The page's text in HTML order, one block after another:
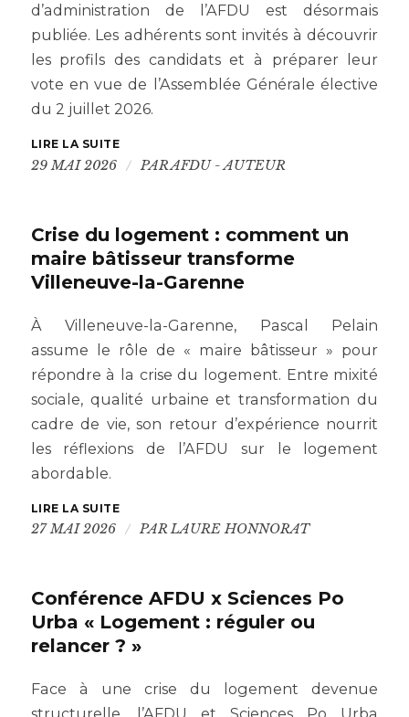
d’administration de l’AFDU est désormais
publiée. Les adhérents sont invités à découvrir
les profils des candidats et à préparer leur
vote en vue de l’Assemblée Générale élective
du 2 juillet 2026.
LIRE LA SUITE
29 MAI 2026 / PARAFDU - AUTEUR
Crise du logement : comment un
maire bâtisseur transforme
Villeneuve-la-Garenne
À Villeneuve-la-Garenne, Pascal Pelain
assume le rôle de « maire bâtisseur » pour
répondre à la crise du logement. Entre mixité
sociale, qualité urbaine et transformation du
cadre de vie, son retour d’expérience nourrit
les réflexions de l’AFDU sur le logement
abordable.
LIRE LA SUITE
27 MAI 2026 / PARLAURE HONNORAT
Conférence AFDU x Sciences Po
Urba « Logement : réguler ou
relancer ? »
Face à une crise du logement devenue